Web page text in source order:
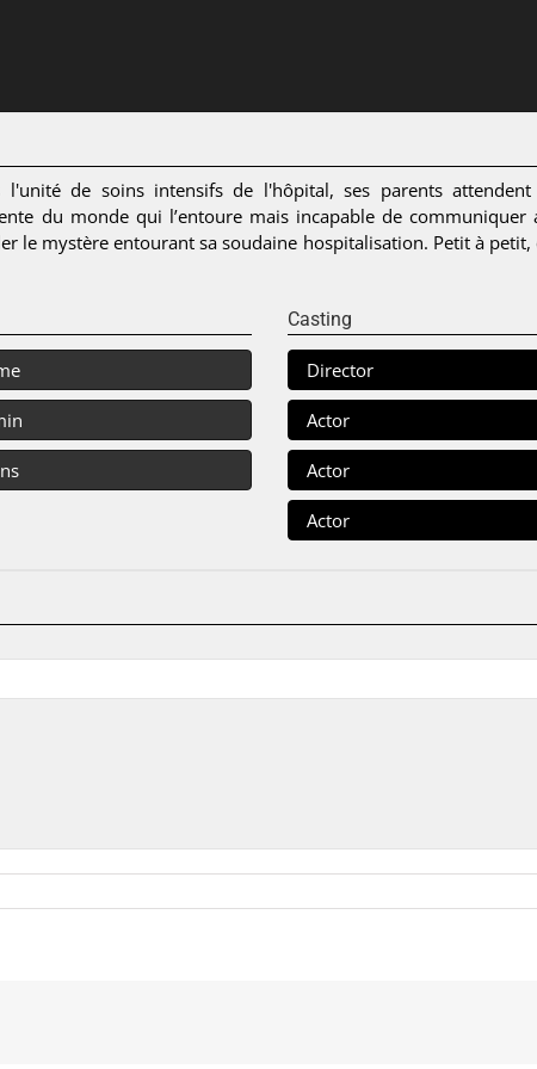
de soins intensifs de l'hôpital, ses parents
du monde qui l’entoure mais incapable de
le mystère entourant sa soudaine hospitalisation. Petit à
Casting
Director
Actor
Actor
Actor